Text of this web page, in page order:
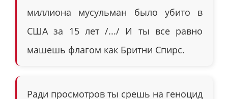
миллиона мусульман было убито в
США за 15 лет /.../ И ты все равно
машешь флагом как Бритни Спирс.
Ради просмотров ты срешь на геноцид